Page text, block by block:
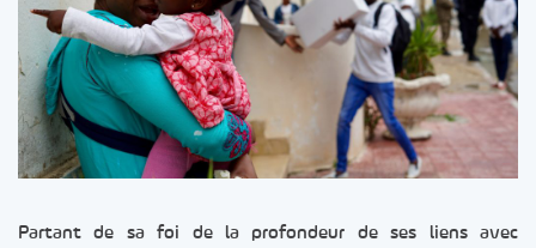
Partant de sa foi de la profondeur de ses liens avec